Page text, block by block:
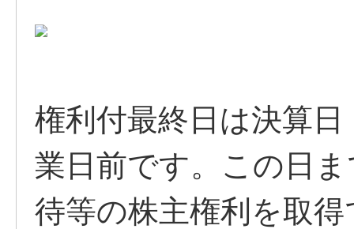
権利付最終日は決算
業日前です。この日
待等の株主権利を取